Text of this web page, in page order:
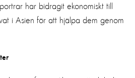
har bidragit ekonomiskt till
i Asien för att hjälpa dem genom